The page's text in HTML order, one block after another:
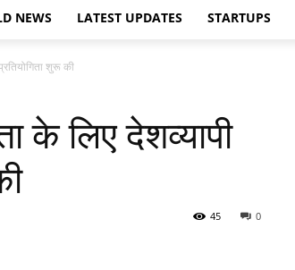
NEWS LATEST UPDATES STARTUPS
शुरू की
के लिए देशव्यापी
0
45